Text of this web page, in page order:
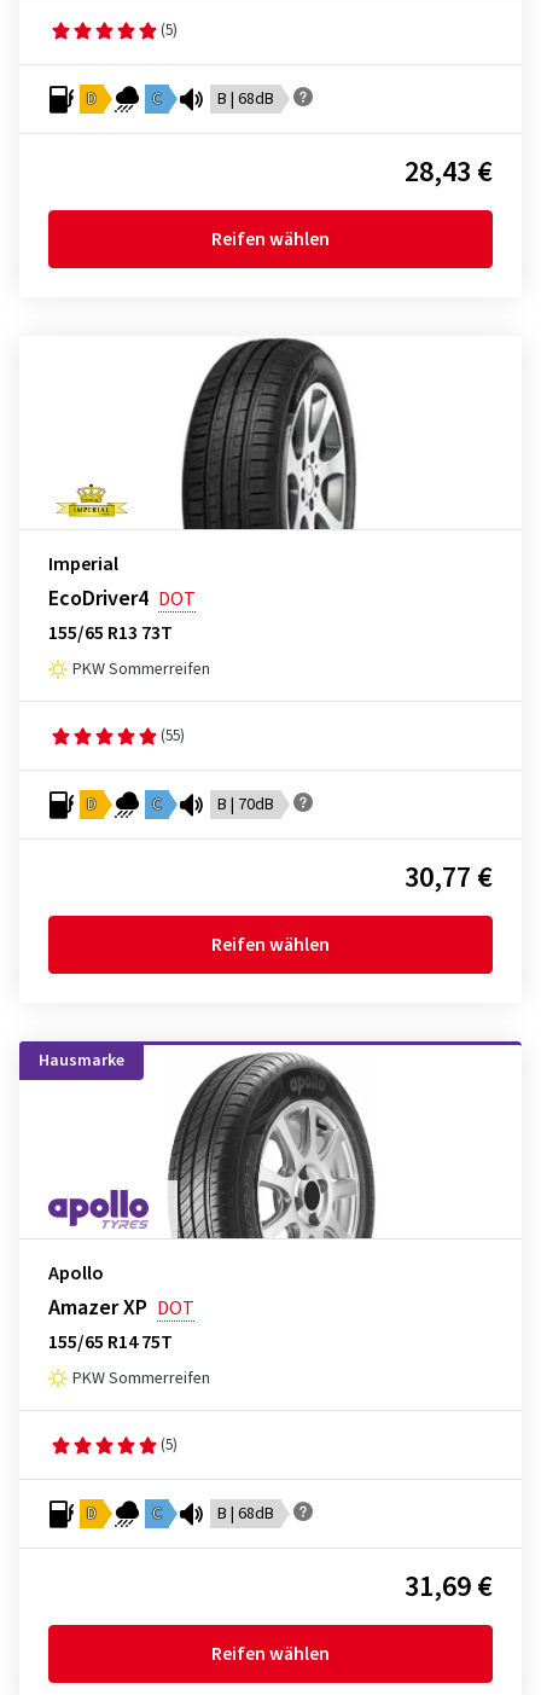
(5)
D C B | 68dB
28,43 €
Reifen wählen
Imperial
EcoDriver4 DOT
155/65 R13 73T
PKW Sommerreifen
(55)
D C B | 70dB
30,77 €
Reifen wählen
Hausmarke
Apollo
Amazer XP DOT
155/65 R14 75T
PKW Sommerreifen
(5)
D C B | 68dB
31,69 €
Reifen wählen